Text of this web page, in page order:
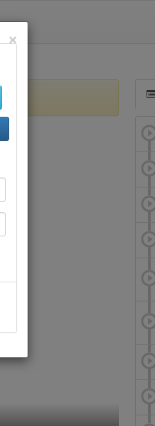
×